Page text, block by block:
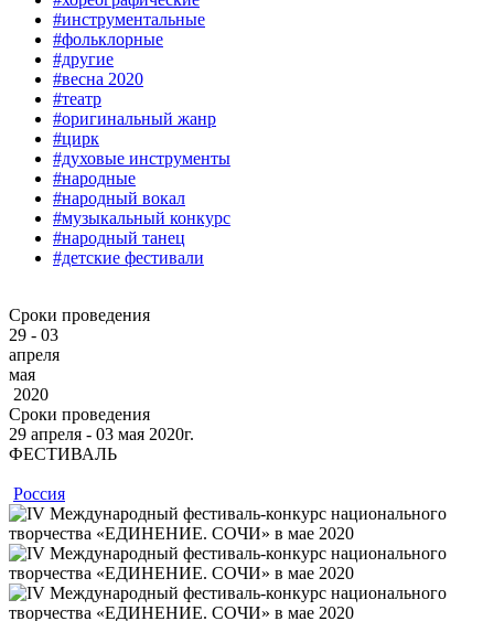
#инструментальные
#фольклорные
#другие
#весна 2020
#театр
#оригинальный жанр
#цирк
#духовые инструменты
#народные
#народный вокал
#музыкальный конкурс
#народный танец
#детские фестивали
Сроки проведения
29 - 03
апреля
мая
2020
Сроки проведения
29 апреля ‐ 03 мая 2020г.
ФЕСТИВАЛЬ
Россия